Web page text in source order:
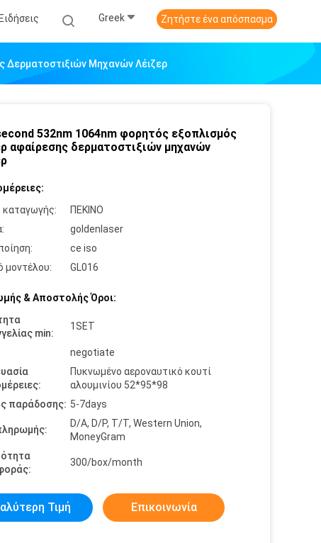
Ειδήσεις Greek Ζητήστε ένα απόσπασμα
Δερματοστιξιών Μηχανών Λέιζερ
532nm 1064nm φορητός εξοπλισμός
αφαίρεσης δερματοστιξιών μηχανών
καταγωγής:
ΠΕΚΙΝΟ
goldenlaser
ce iso
μοντέλου:
GL016
& Αποστολής Όροι:
min:
1SET
negotiate
Πυκνωμένο αεροναυτικό κουτί
αλουμινίου 52*95*98
παράδοσης: 5-7days
D/A, D/P, T/T, Western Union,
MoneyGram
300/box/month
Τιμή Επικοινωνία